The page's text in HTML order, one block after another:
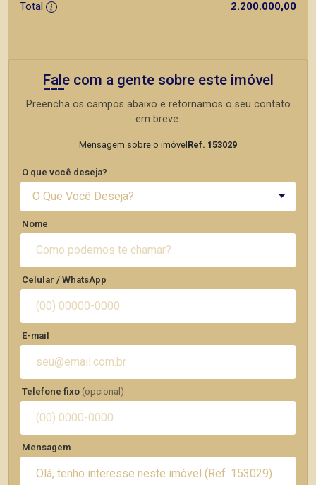
Total 2.200.000,00
Fale com a gente sobre este imóvel
Preencha os campos abaixo e retornamos o seu contato
em breve.
Mensagem sobre o imóvel Ref. 153029
O que você deseja?
O Que Você Deseja?
Nome
Celular / WhatsApp
E-mail
Telefone fixo (opcional)
Mensagem